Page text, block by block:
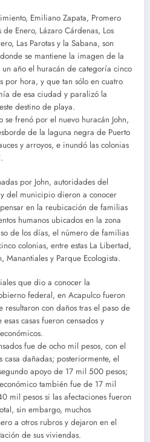
Emiliano Zapata, Promero
Enero, Lázaro Cárdenas, Los
Las Parotas y la Sabana, son
se mantiene la imagen de la
año el huracán de categoría cinco
por hora, y que tan sólo en cuatro
de esa ciudad y paralizó la
destino de playa.
se frenó por el nuevo huracán John,
de la laguna negra de Puerto
y arroyos, e inundó las colonias
por John, autoridades del
del municipio dieron a conocer
en la reubicación de familias
humanos ubicados en la zona
de los días, el número de familias
colonias, entre estas La Libertad,
Manantiales y Parque Ecologista.
que dio a conocer la
federal, en Acapulco fueron
con daños tras el paso de
casas fueron censados y
fue de ocho mil pesos, con el
dañadas; posteriormente, el
apoyo de 17 mil 500 pesos;
también fue de 17 mil
mil pesos si las afectaciones fueron
sin embargo, muchos
a otros rubros y dejaron en el
de sus viviendas.